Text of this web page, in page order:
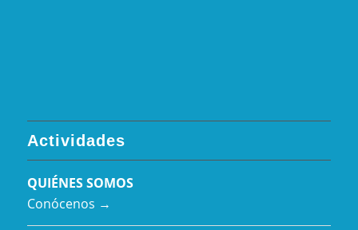
Actividades
QUIÉNES SOMOS
Conócenos →